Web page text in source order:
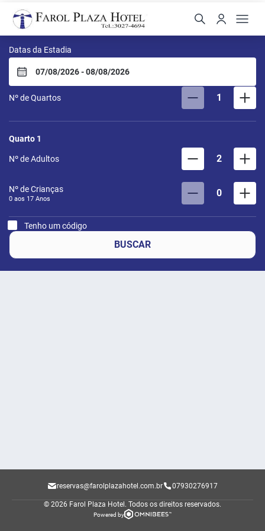
Farol Plaza Hotel
Datas da Estadia
Nº de Quartos 1
Quarto 1
Nº de Adultos 2
Nº de Crianças
0 aos 17 Anos 0
Tenho um código
BUSCAR
reservas@farolplazahotel.com.br 07930276917
© 2026 Farol Plaza Hotel. Todos os direitos reservados.
Powered by